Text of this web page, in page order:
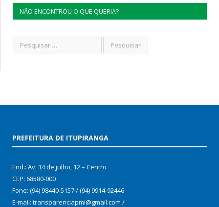
NÃO ENCONTROU O QUE QUERIA?
PREFEITURA DE ITUPIRANGA
End.: Av. 14 de julho, 12 – Centro
CEP: 68580-000
Fone: (94) 98440-5157 / (94) 9914-92446
E-mail: transparenciapmi@gmail.com /